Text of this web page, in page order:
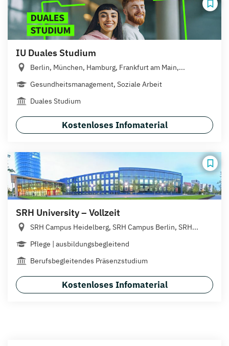
IU Duales Studium
Berlin, München, Hamburg, Frankfurt am Main,...
Gesundheitsmanagement, Soziale Arbeit
Duales Studium
Kostenloses Infomaterial
SRH University – Vollzeit
SRH Campus Heidelberg, SRH Campus Berlin, SRH...
Pflege | ausbildungsbegleitend
Berufsbegleitendes Präsenzstudium
Kostenloses Infomaterial